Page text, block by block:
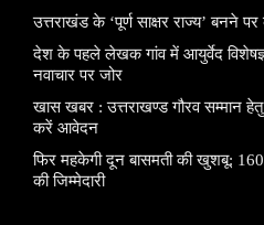
उत्तराखंड के ‘पूर्ण साक्षर राज्य’ बनने पर
देश के पहले लेखक गांव में आयुर्वेद
नवाचार पर जोर
खास खबर : उत्तराखण्ड गौरव सम्मान
करें आवेदन
फिर महकेगी दून बासमती की खुशबू: 160
की जिम्मेदारी